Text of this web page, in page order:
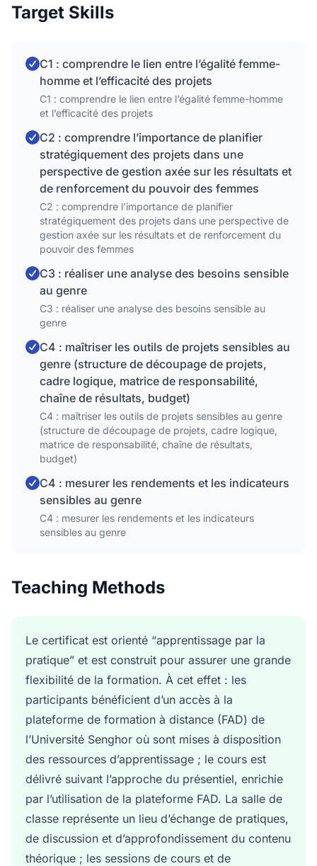
Target Skills
C1 : comprendre le lien entre l’égalité femme-
homme et l’efficacité des projets
C1 : comprendre le lien entre l’égalité femme-homme
et l’efficacité des projets
C2 : comprendre l’importance de planifier
stratégiquement des projets dans une
perspective de gestion axée sur les résultats et
de renforcement du pouvoir des femmes
C2 : comprendre l’importance de planifier
stratégiquement des projets dans une perspective de
gestion axée sur les résultats et de renforcement du
pouvoir des femmes
C3 : réaliser une analyse des besoins sensible
au genre
C3 : réaliser une analyse des besoins sensible au
genre
C4 : maîtriser les outils de projets sensibles au
genre (structure de découpage de projets,
cadre logique, matrice de responsabilité,
chaîne de résultats, budget)
C4 : maîtriser les outils de projets sensibles au genre
(structure de découpage de projets, cadre logique,
matrice de responsabilité, chaîne de résultats,
budget)
C4 : mesurer les rendements et les indicateurs
sensibles au genre
C4 : mesurer les rendements et les indicateurs
sensibles au genre
Teaching Methods
Le certificat est orienté “apprentissage par la
pratique” et est construit pour assurer une grande
flexibilité de la formation. À cet effet : les
participants bénéficient d’un accès à la
plateforme de formation à distance (FAD) de
l’Université Senghor où sont mises à disposition
des ressources d’apprentissage ; le cours est
délivré suivant l’approche du présentiel, enrichie
par l’utilisation de la plateforme FAD. La salle de
classe représente un lieu d’échange de pratiques,
de discussion et d’approfondissement du contenu
théorique ; les sessions de cours et de